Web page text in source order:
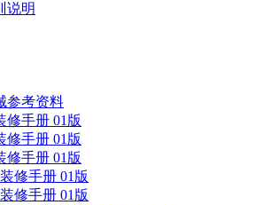
说明
参考资料
修手册 01版
修手册 01版
修手册 01版
修手册 01版
修手册 01版